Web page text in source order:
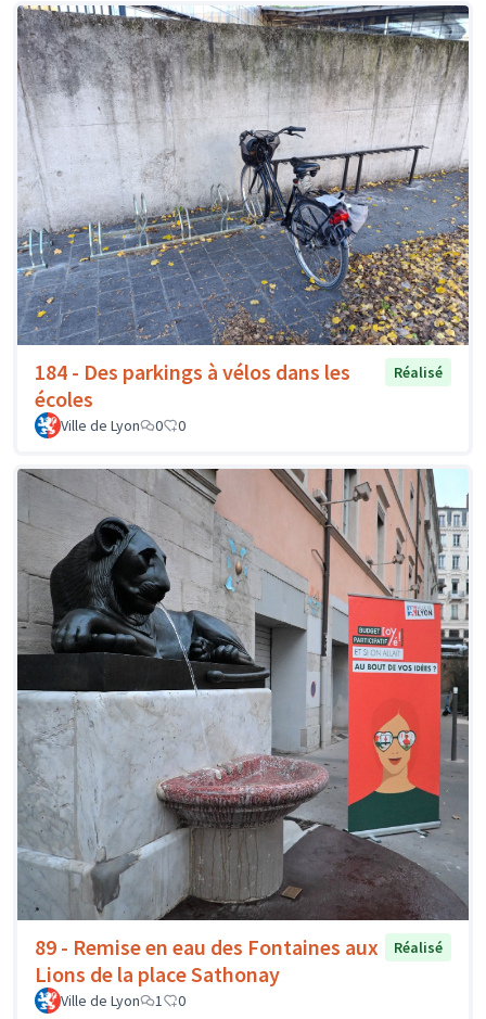
184 - Des parkings à vélos dans les
écoles
Réalisé
Ville de Lyon 0 0
89 - Remise en eau des Fontaines aux
Lions de la place Sathonay
Réalisé
Ville de Lyon 1 0